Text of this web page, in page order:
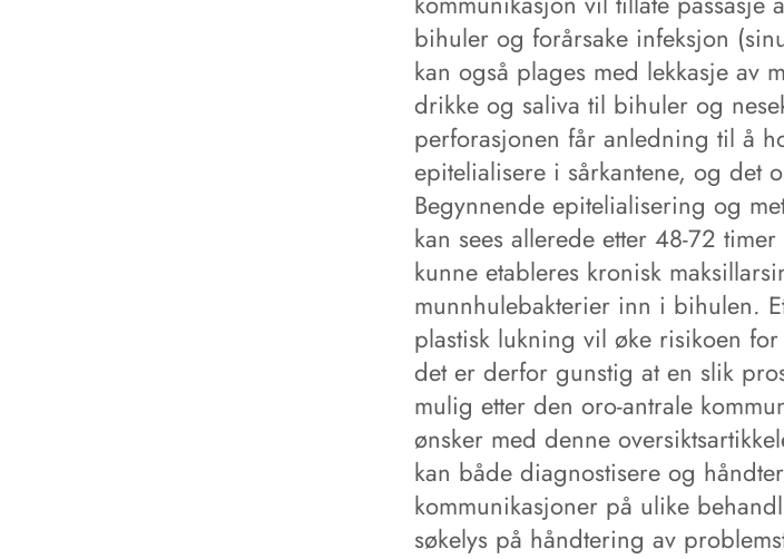
bihuler og forårsake infeksjon
kan også plages med lekkasje av
drikke og saliva til bihuler og
perforasjonen får anledning til å
epitelialisere i sårkantene, og det
Begynnende epitelialisering og
kan sees allerede etter 48-72
kunne etableres kronisk
munnhulebakterier inn i bihulen.
plastisk lukning vil øke risikoen
det er derfor gunstig at en slik
mulig etter den oro-antrale
ønsker med denne
kan både diagnostisere og
kommunikasjoner på ulike
søkelys på håndtering av